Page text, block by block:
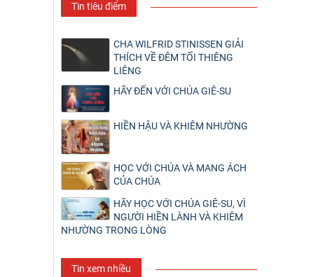
Tin tiêu điểm
CHA WILFRID STINISSEN GIẢI
THÍCH VỀ ĐÊM TỐI THIÊNG
LIÊNG
HÃY ĐẾN VỚI CHÚA GIÊ-SU
HIỀN HẬU VÀ KHIÊM NHƯỜNG
HỌC VỚI CHÚA VÀ MANG ÁCH
CỦA CHÚA
HÃY HỌC VỚI CHÚA GIÊ-SU, VÌ
NGƯỜI HIỀN LÀNH VÀ KHIÊM
NHƯỜNG TRONG LÒNG
Tin xem nhiều